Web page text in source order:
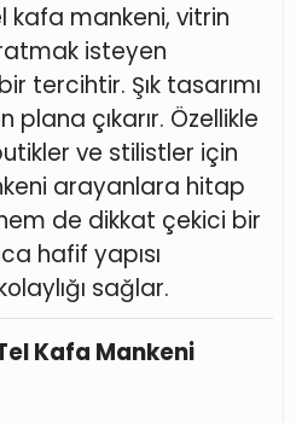
kafa mankeni, vitrin
isteyen
tercihtir. Şık tasarımı
çıkarır. Özellikle
ve stilistler için
arayanlara hitap
de dikkat çekici bir
hafif yapısı
sağlar.
Kafa Mankeni